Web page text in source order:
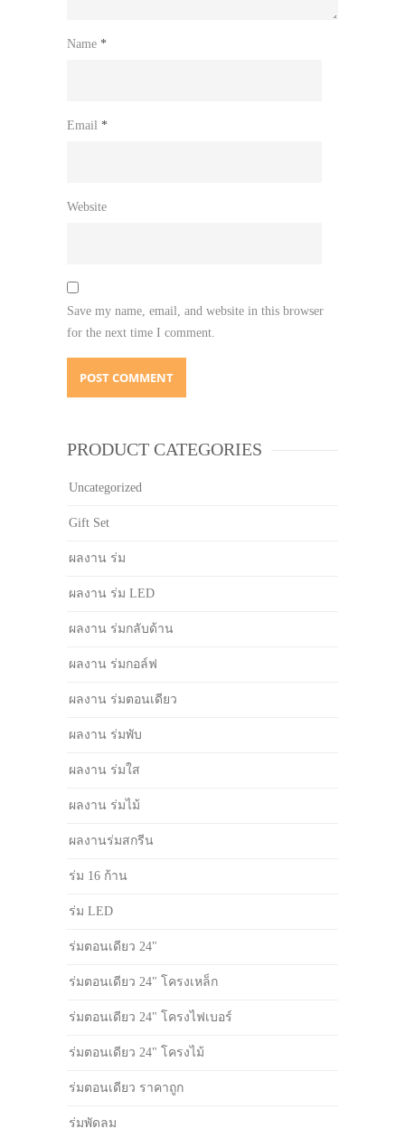
Name *
Email *
Website
Save my name, email, and website in this browser
for the next time I comment.
PRODUCT CATEGORIES
Uncategorized
Gift Set
ผลงาน ร่ม
ผลงาน ร่ม LED
ผลงาน ร่มกลับด้าน
ผลงาน ร่มกอล์ฟ
ผลงาน ร่มตอนเดียว
ผลงาน ร่มพับ
ผลงาน ร่มใส
ผลงาน ร่มไม้
ผลงานร่มสกรีน
ร่ม 16 ก้าน
ร่ม LED
ร่มตอนเดียว 24"
ร่มตอนเดียว 24" โครงเหล็ก
ร่มตอนเดียว 24" โครงไฟเบอร์
ร่มตอนเดียว 24" โครงไม้
ร่มตอนเดียว ราคาถูก
ร่มพัดลม